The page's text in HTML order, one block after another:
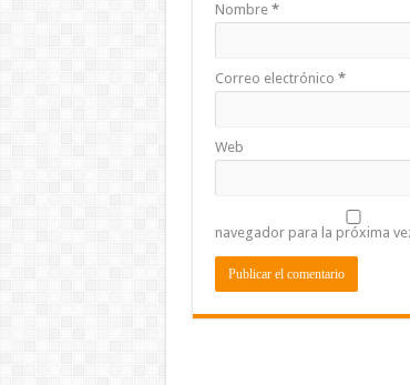
Nombre *
Correo electrónico *
Web
navegador para la próxima